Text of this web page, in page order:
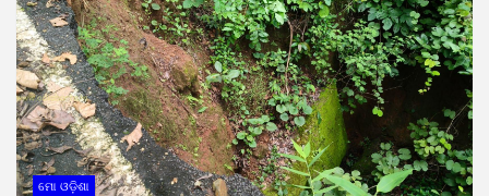
ମୋ ଓଡ଼ିଶା